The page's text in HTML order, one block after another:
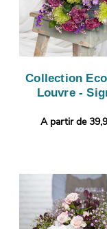
Collection
Louvre -
A partir de